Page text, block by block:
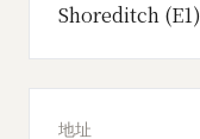
Shoreditch (E1)
地址